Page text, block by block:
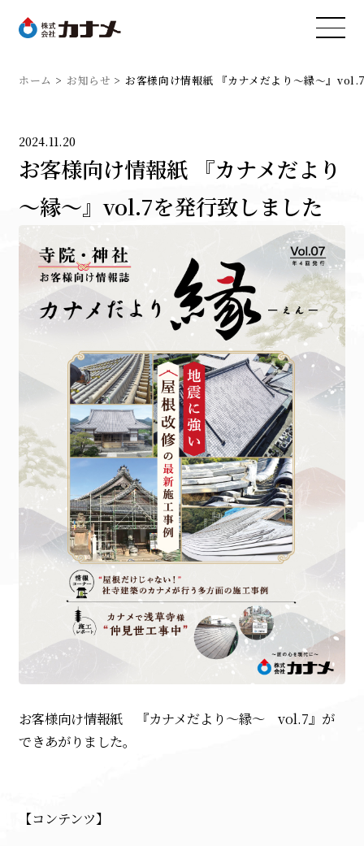
ホーム お知らせ お客様向け情報紙 『カナメだより～縁～』
2024.11.20
お客様向け情報紙 『カナメだより
～縁～』vol.7を発行致しました
お客様向け情報紙 『カナメだより～縁～ vol.7』が
できあがりました。
【コンテンツ】